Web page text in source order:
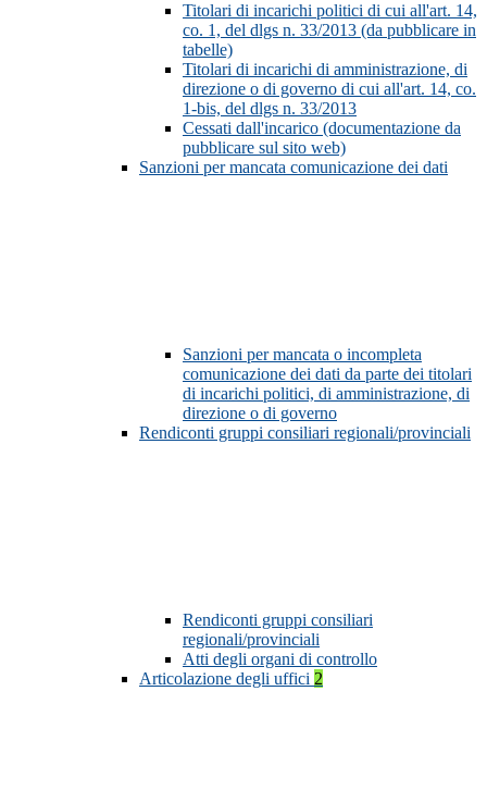
Titolari di incarichi politici di cui all'art. 14,
co. 1, del dlgs n. 33/2013 (da pubblicare in
tabelle)
Titolari di incarichi di amministrazione, di
direzione o di governo di cui all'art. 14, co.
1-bis, del dlgs n. 33/2013
Cessati dall'incarico (documentazione da
pubblicare sul sito web)
Sanzioni per mancata comunicazione dei dati
Sanzioni per mancata o incompleta
comunicazione dei dati da parte dei titolari
di incarichi politici, di amministrazione, di
direzione o di governo
Rendiconti gruppi consiliari regionali/provinciali
Rendiconti gruppi consiliari
regionali/provinciali
Atti degli organi di controllo
Articolazione degli uffici 2